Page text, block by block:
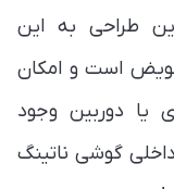
طراحی به این
است و امکان
یا دوربین وجود
گوشی ناتینگ